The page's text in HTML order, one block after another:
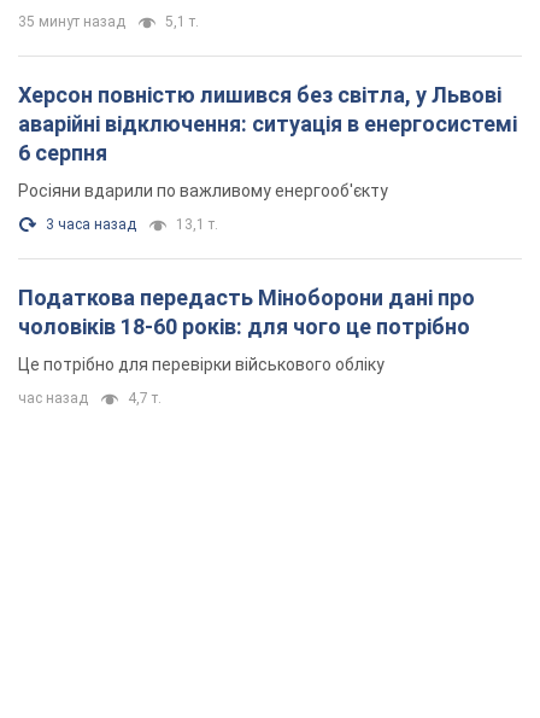
35 минут назад 5,1 т.
Херсон повністю лишився без світла, у Львові
аварійні відключення: ситуація в енергосистемі
6 серпня
Росіяни вдарили по важливому енергооб'єкту
3 часа назад 13,1 т.
Податкова передасть Міноборони дані про
чоловіків 18-60 років: для чого це потрібно
Це потрібно для перевірки військового обліку
час назад 4,7 т.